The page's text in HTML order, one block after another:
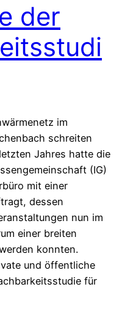
der
im
schreiten
Jahres hatte die
(IG)
mit einer
dessen
nun im
einer breiten
konnten.
und öffentliche
für